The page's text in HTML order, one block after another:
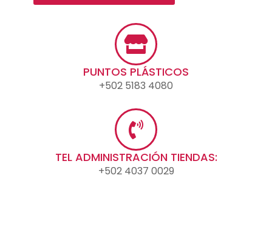
PUNTOS PLÁSTICOS
+502 5183 4080
TEL ADMINISTRACIÓN TIENDAS:
+502 4037 0029